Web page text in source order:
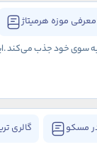
معرفی موزه هرمیتاژ
سوی خود جذب می‌کند
مسکو گالری